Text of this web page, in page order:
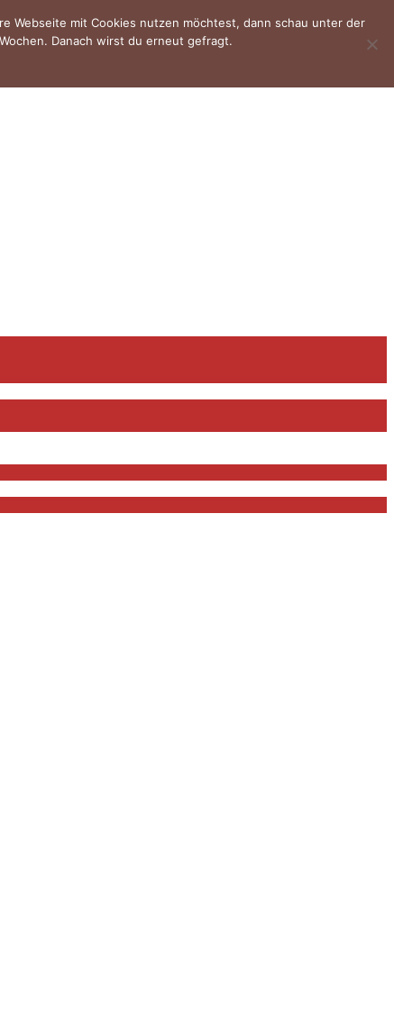
Webseite mit Cookies nutzen möchtest, dann schau unter der
Danach wirst du erneut gefragt.